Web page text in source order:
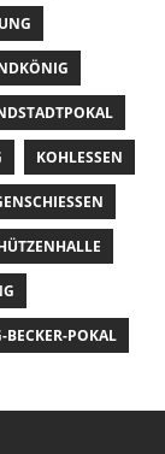
KOHLESSEN
POKAL